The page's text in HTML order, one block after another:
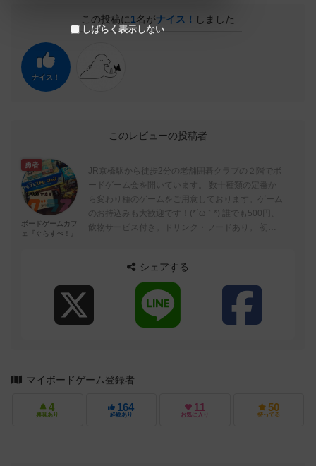
この投稿に1名がナイス！ しました
ナイス！
このレビューの投稿者
勇者
ボードゲームカフ
ェ『ぐらすぺ！』
JR京橋駅から徒歩2分の老舗囲碁クラブの２階でボ
ードゲーム会を開いています。 数十種類の定番か
ら変わり種のゲームをご用意しております。ゲーム
のお持込みも大歓迎です！(*´ω｀*) 誰でも500円、
飲物サービス付き。ドリンク・フードあり。 初め
シェアする
マイボードゲーム登録者
4
興味あり
164
経験あり
11
お気に入り
50
持ってる
しばらく表示しない